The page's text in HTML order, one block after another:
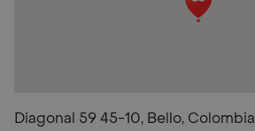
Diagonal 59 45-10, Bello, Colombia